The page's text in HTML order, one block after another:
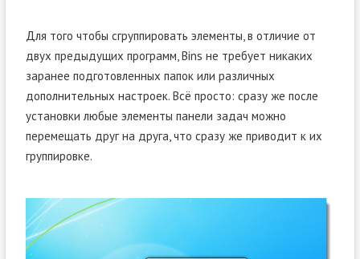
Для того чтобы сгруппировать элементы, в отличие от
двух предыдущих программ, Bins не требует никаких
заранее подготовленных папок или различных
дополнительных настроек. Всё просто: сразу же после
установки любые элементы панели задач можно
перемещать друг на друга, что сразу же приводит к их
группировке.